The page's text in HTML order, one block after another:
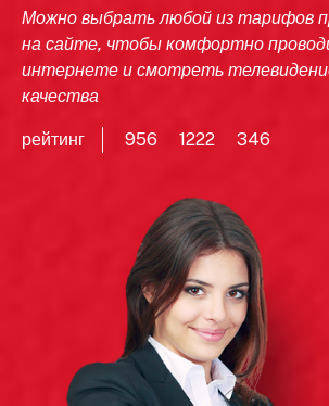
Можно выбрать любой из тарифов
на сайте, чтобы комфортно
интернете и смотреть
качества
рейтинг 956 1222 346